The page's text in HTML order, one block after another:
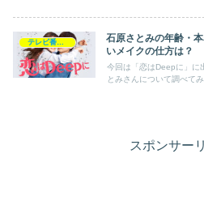
テレビ番組・芸能
石原さとみの年齢・
いメイクの仕方は？
今回は「恋はDeepに」に
とみさんについて調べて
スポンサー